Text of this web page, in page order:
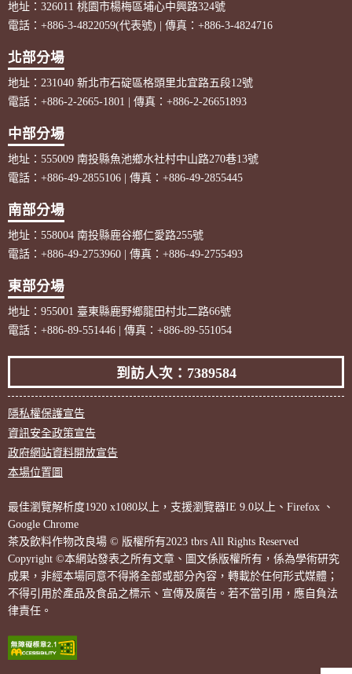
地址：326011 桃園市楊梅區埔心中興路324號
電話：+886-3-4822059(代表號) | 傳真：+886-3-4824716
北部分場
地址：231040 新北市石碇區格頭里北宜路五段12號
電話：+886-2-2665-1801 | 傳真：+886-2-26651893
中部分場
地址：555009 南投縣魚池鄉水社村中山路270巷13號
電話：+886-49-2855106 | 傳真：+886-49-2855445
南部分場
地址：558004 南投縣鹿谷鄉仁愛路255號
電話：+886-49-2753960 | 傳真：+886-49-2755493
東部分場
地址：955001 臺東縣鹿野鄉龍田村北二路66號
電話：+886-89-551446 | 傳真：+886-89-551054
到訪人次：7389584
隱私權保護宣告
資訊安全政策宣告
政府網站資料開放宣告
本場位置圖
最佳瀏覽解析度1920 x1080以上，支援瀏覽器IE 9.0以上、Firefox 、
Google Chrome
茶及飲料作物改良場 © 版權所有2023 tbrs All Rights Reserved
Copyright ©本網站發表之所有文章、圖文係版權所有，係為學術研究
成果，非經本場同意不得將全部或部分內容，轉載於任何形式媒體；
不得引用於產品及食品之標示、宣傳及廣告。若不當引用，應自負法
律責任。